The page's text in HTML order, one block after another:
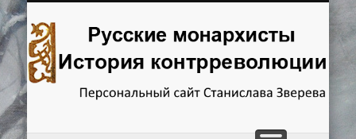
Русские
монархисты.